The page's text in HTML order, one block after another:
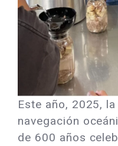
Este año, 2025,
navegación
de 600 años